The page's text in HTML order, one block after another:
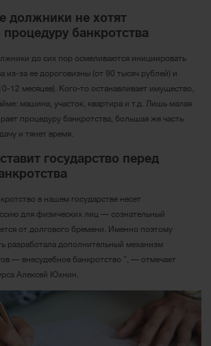
должники не хотят
банкротства
до сих пор осмеливаются инициировать
из-за ее дороговизны (от 90 тысяч рублей) и
12 месяцев). Кого-то останавливает имущество,
машина, участок, квартира и т.д. Лишь малая
процедуру банкротства, большая же часть
и тянет время.
государство перед
в нашем государстве несет
для физических лиц — сознательный
от долгового бремени. Именно поэтому
разработала дополнительный механизм
— внесудебное банкротство ”, — отмечает
Алексей Юхнин.